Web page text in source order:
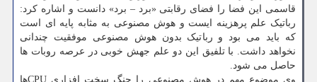
قاسمی این فضا را فضای رقابتی «برد – برد» دانست و اشاره کرد:
رباتیک علم پرهزینه ایست و هوش مصنوعی به مثابه پایه ای است
که باید می بود و رباتیک بدون هوش مصنوعی موفقیت چندانی
نخواهد داشت. با تلفیق این دو علم جهش خوبی در عرصه روبات ها
حاصل می شود.
وی موضوع مهم در هوش مصنوعی را جنگ سخت افزاری CPUها